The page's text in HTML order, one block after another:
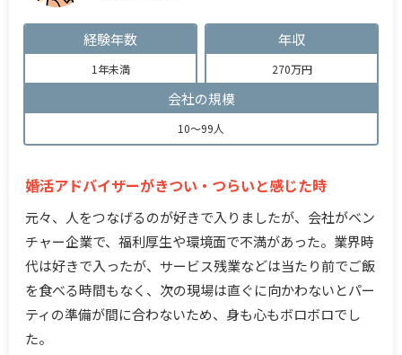
経験年数
1年未満
年収
270万円
会社の規模
10～99人
婚活アドバイザーがきつい・つらいと感じた時
元々、人をつなげるのが好きで入りましたが、会社がベン
チャー企業で、福利厚生や環境面で不満があった。業界時
代は好きで入ったが、サービス残業などは当たり前でご飯
を食べる時間もなく、次の現場は直ぐに向かわないとパー
ティの準備が間に合わないため、身も心もボロボロでし
た。